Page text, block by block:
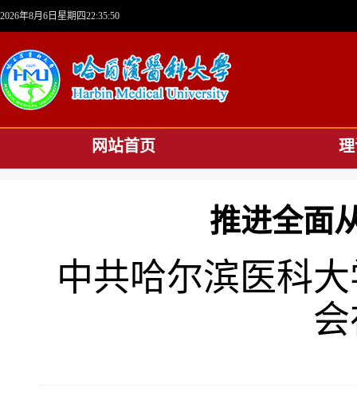
2026年8月6日星期四22:35:51
网站首页
推进全面
中共哈尔滨医科